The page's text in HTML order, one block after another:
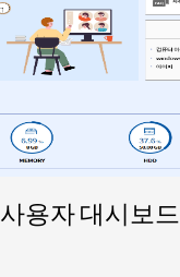
사용자 대시보드